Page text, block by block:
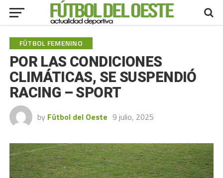
FÚTBOL FEMENINO
POR LAS CONDICIONES
CLIMÁTICAS, SE SUSPENDIÓ
RACING – SPORT
by Fútbol del Oeste 9 julio, 2025